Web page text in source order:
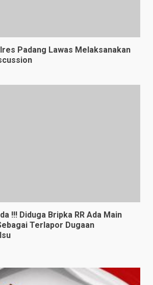
Padang Lawas Melaksanakan
!!! Diduga Bripka RR Ada Main
Terlapor Dugaan